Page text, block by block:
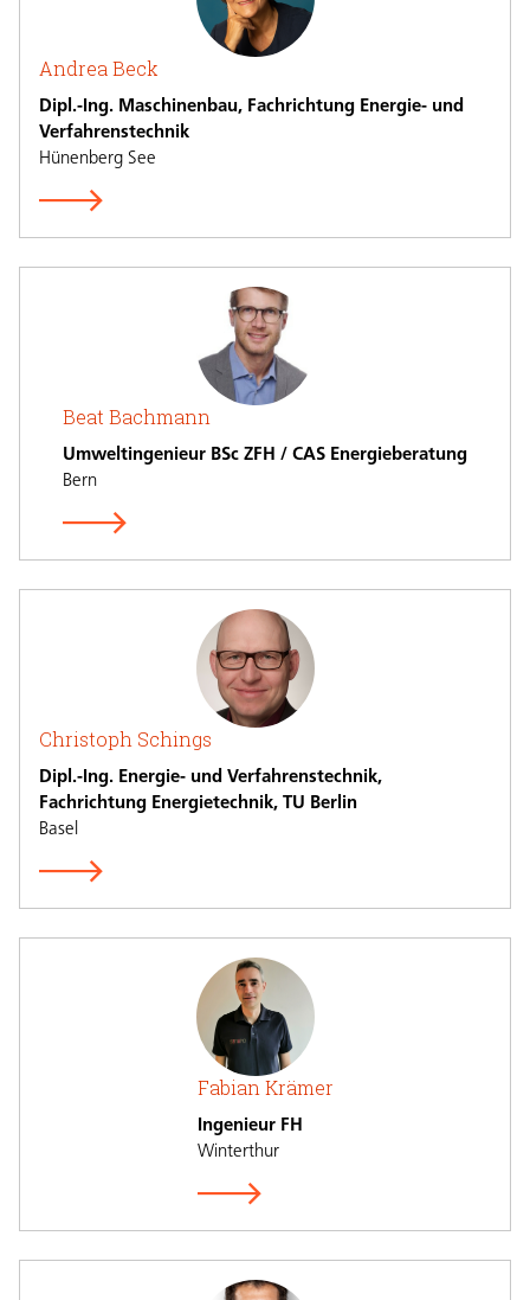
Andrea Beck
Dipl.-Ing. Maschinenbau, Fachrichtung Energie- und
Verfahrenstechnik
Hünenberg See
Beat Bachmann
Umweltingenieur BSc ZFH / CAS Energieberatung
Bern
Christoph Schings
Dipl.-Ing. Energie- und Verfahrenstechnik,
Fachrichtung Energietechnik, TU Berlin
Basel
Fabian Krämer
Ingenieur FH
Winterthur